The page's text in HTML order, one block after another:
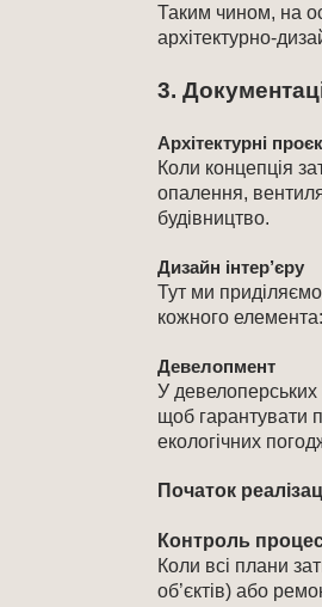
Таким чином, на
архітектурно-
3.
Архітектурні
Коли концепція
опалення,
будівництво.
Дизайн інтер’єру
Тут ми
кожного
Девелопмент
У девелоперських
щоб гарантувати
екологічних
Початок
Контроль
Коли всі плани
об’єктів) або